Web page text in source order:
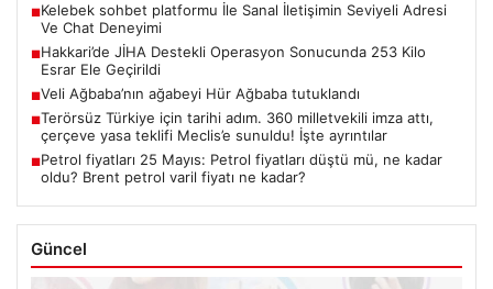
■Kelebek sohbet platformu İle Sanal İletişimin Seviyeli Adresi
Ve Chat Deneyimi
■Hakkari’de JİHA Destekli Operasyon Sonucunda 253 Kilo
Esrar Ele Geçirildi
■Veli Ağbaba’nın ağabeyi Hür Ağbaba tutuklandı
■Terörsüz Türkiye için tarihi adım. 360 milletvekili imza attı,
çerçeve yasa teklifi Meclis’e sunuldu! İşte ayrıntılar
■Petrol fiyatları 25 Mayıs: Petrol fiyatları düştü mü, ne kadar
oldu? Brent petrol varil fiyatı ne kadar?
Güncel